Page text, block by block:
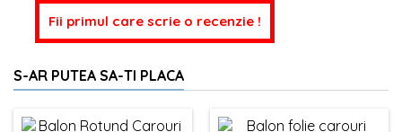
Fii primul care scrie o recenzie !
S-AR PUTEA SA-TI PLACA